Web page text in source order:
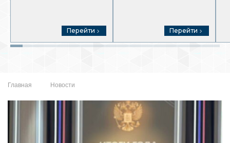
Перейти Перейти
Главная Новости